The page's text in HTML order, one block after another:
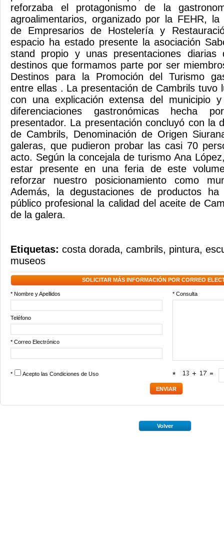
reforzaba el protagonismo de la
agroalimentarios, organizado por la FEHR, la
de Empresarios de Hostelería y
espacio ha estado presente la asociación
stand propio y unas presentaciones
destinos que formamos parte por ser
Destinos para la Promoción del Turismo
entre ellas . La presentación de Cambrils tuvo
con una explicación extensa del municipio
diferenciaciones gastronómicas hecha
presentador. La presentación concluyó con la
de Cambrils, Denominación de Origen
galeras, que pudieron probar las casi 70
acto. Según la concejala de turismo Ana
estar presente en una feria de este
reforzar nuestro posicionamiento como
Además, la degustaciones de productos
público profesional la calidad del aceite de
de la galera.
Etiquetas: costa dorada, cambrils, pintura,
museos
SOLICITAR MÁS INFORMACIÓN POR CORREO
* Nombre y Apellidos * Consulta
Teléfono
* Correo Electrónico
* Acepto las Condiciones de Uso *
Volver